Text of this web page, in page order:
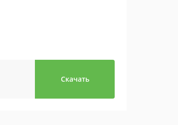
Скачать